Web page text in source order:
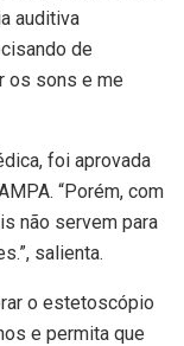
auditiva
de
os sons e me
foi aprovada
“Porém, com
não servem para
salienta.
o estetoscópio
e permita que